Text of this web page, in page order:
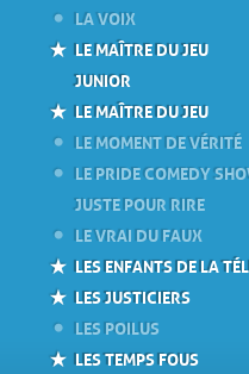
LA VOIX
LE MAÎTRE DU JEU
JUNIOR
LE MAÎTRE DU JEU
LE MOMENT DE VÉRITÉ
LE PRIDE COMEDY
JUSTE POUR RIRE
LE VRAI DU FAUX
LES ENFANTS DE LA
LES JUSTICIERS
LES POILUS
LES TEMPS FOUS